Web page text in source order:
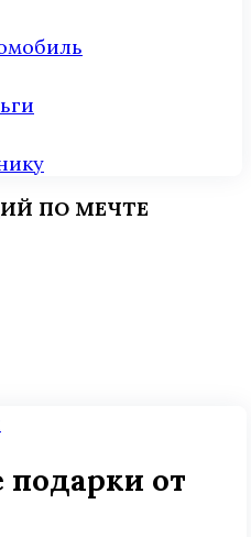
ПО МЕЧТЕ
от